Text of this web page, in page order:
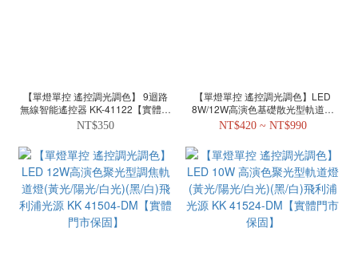
【單燈單控 遙控調光調色】 9迴路
無線智能遙控器 KK-41122【實體門
市保固】
NT$350
【單燈單控 遙控調光調色】LED
8W/12W高演色基礎散光型軌道燈
(黃光/陽光/白光)(黑/白)飛利浦光源
KK 41566 41567 41576 41577-
DM【實體門市保固】
NT$420 ~ NT$990